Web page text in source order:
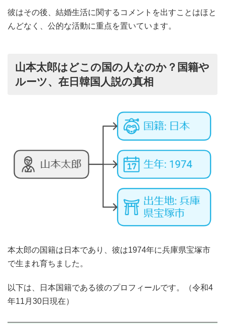
彼はその後、結婚生活に関するコメントを出すことはほと
んどなく、公的な活動に重点を置いています。
山本太郎はどこの国の人なのか？国籍や
ルーツ、在日韓国人説の真相
本太郎の国籍は日本であり、彼は1974年に兵庫県宝塚市
で生まれ育ちました。
以下は、日本国籍である彼のプロフィールです。（令和4
年11月30日現在）